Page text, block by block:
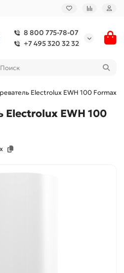
8 800 775-78-07
+7 495 320 32 32
Electrolux EWH 100 Formax
Electrolux EWH 100